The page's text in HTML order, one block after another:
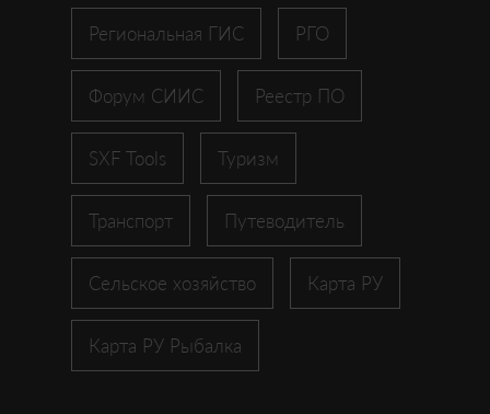
Региональная ГИС РГО
Форум СИИС Реестр ПО
SXF Tools Туризм
Транспорт Путеводитель
Сельское хозяйство Карта РУ
Карта РУ Рыбалка